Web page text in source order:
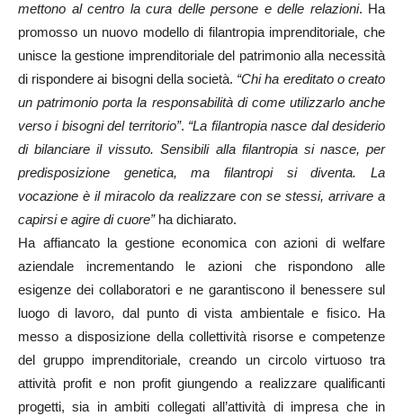
mettono al centro la cura delle persone e delle relazioni. Ha
promosso un nuovo modello di filantropia imprenditoriale, che
unisce la gestione imprenditoriale del patrimonio alla necessità
di rispondere ai bisogni della società. “Chi ha ereditato o creato
un patrimonio porta la responsabilità di come utilizzarlo anche
verso i bisogni del territorio”. “La filantropia nasce dal desiderio
di bilanciare il vissuto. Sensibili alla filantropia si nasce, per
predisposizione genetica, ma filantropi si diventa. La
vocazione è il miracolo da realizzare con se stessi, arrivare a
capirsi e agire di cuore”ha dichiarato.
Ha affiancato la gestione economica con azioni di welfare
aziendale incrementando le azioni che rispondono alle
esigenze dei collaboratori e ne garantiscono il benessere sul
luogo di lavoro, dal punto di vista ambientale e fisico. Ha
messo a disposizione della collettività risorse e competenze
del gruppo imprenditoriale, creando un circolo virtuoso tra
attività profit e non profit giungendo a realizzare qualificanti
progetti, sia in ambiti collegati all’attività di impresa che in